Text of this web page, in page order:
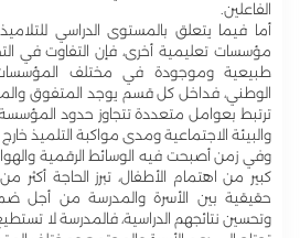
الفاعلين.
أما فيما يتعلق بالمستوى الدراسي
مؤسسات تعليمية أخرى، فإن التفاوت في
طبيعية وموجودة في مختلف المؤسسات
الوطني، فداخل كل قسم يوجد المتفوق
ترتبط بعوامل متعددة تتجاوز حدود المؤسسة
والبيئة الاجتماعية ومدى مواكبة التلميذ
وفي زمن أصبحت فيه الوسائط الرقمية
كبير من اهتمام الأطفال، تبرز الحاجة
حقيقية بين الأسرة والمدرسة من أجل
وتحسين نتائجهم الدراسية، فالمدرسة لا